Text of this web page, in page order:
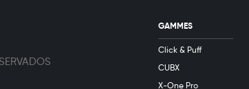
GAMMES
Click & Puff
CUBX
X-One Pro